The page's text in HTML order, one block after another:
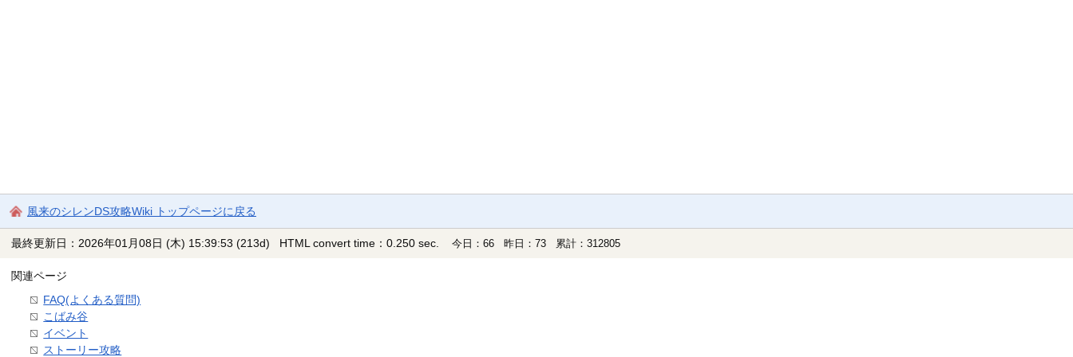
風来のシレンDS攻略Wiki トップページに戻る
最終更新日：2026年01月08日 (木) 15:39:53 (213d) HTML convert time：0.250 sec. 今日：66 昨日：73 累計：312805
関連ページ
FAQ(よくある質問)
こばみ谷
イベント
ストーリー攻略